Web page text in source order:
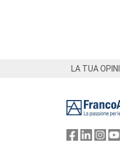
LA TUA